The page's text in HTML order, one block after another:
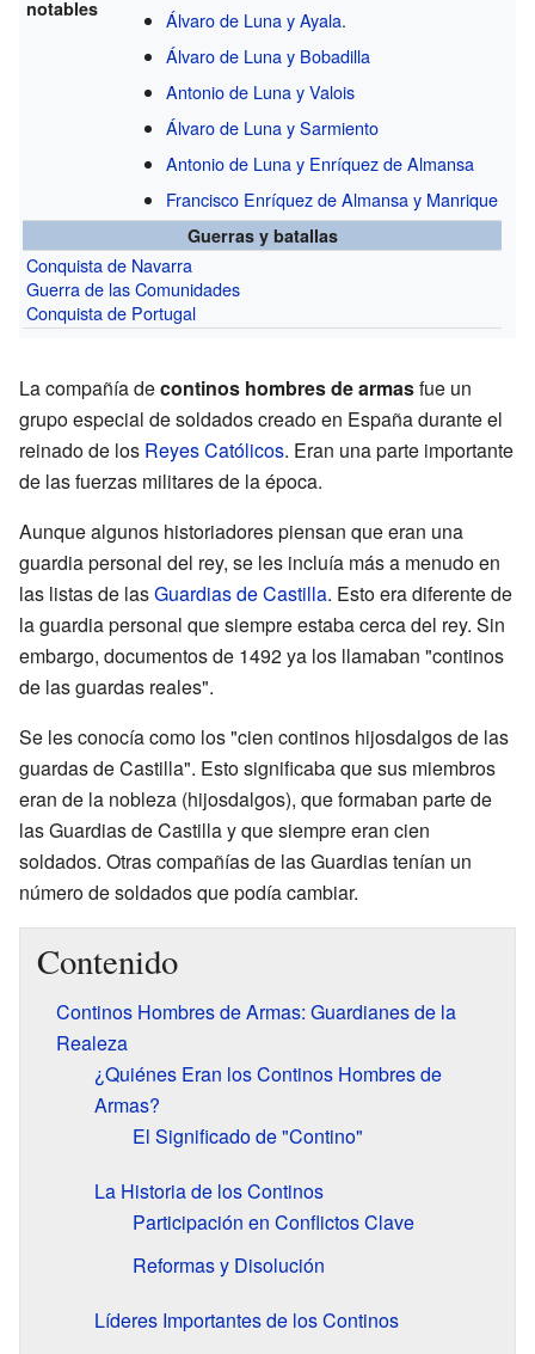
notables
Álvaro de Luna y Ayala.
Álvaro de Luna y Bobadilla
Antonio de Luna y Valois
Álvaro de Luna y Sarmiento
Antonio de Luna y Enríquez de Almansa
Francisco Enríquez de Almansa y Manrique
Guerras y batallas
Conquista de Navarra
Guerra de las Comunidades
Conquista de Portugal
La compañía decontinos hombres de armasfue un
grupo especial de soldados creado en España durante el
reinado de los Reyes Católicos. Eran una parte importante
de las fuerzas militares de la época.
Aunque algunos historiadores piensan que eran una
guardia personal del rey, se les incluía más a menudo en
las listas de lasGuardias de Castilla. Esto era diferente de
la guardia personal que siempre estaba cerca del rey. Sin
embargo, documentos de 1492 ya los llamaban "continos
de las guardas reales".
Se les conocía como los "cien continos hijosdalgos de las
guardas de Castilla". Esto significaba que sus miembros
eran de la nobleza (hijosdalgos), que formaban parte de
las Guardias de Castilla y que siempre eran cien
soldados. Otras compañías de las Guardias tenían un
número de soldados que podía cambiar.
Contenido
Continos Hombres de Armas: Guardianes de la
Realeza
¿Quiénes Eran los Continos Hombres de
Armas?
El Significado de "Contino"
La Historia de los Continos
Participación en Conflictos Clave
Reformas y Disolución
Líderes Importantes de los Continos